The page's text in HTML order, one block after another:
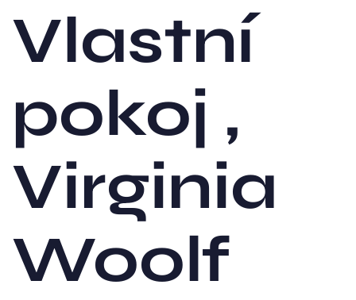
Vlastní
pokoj ,
Virginia
Woolf